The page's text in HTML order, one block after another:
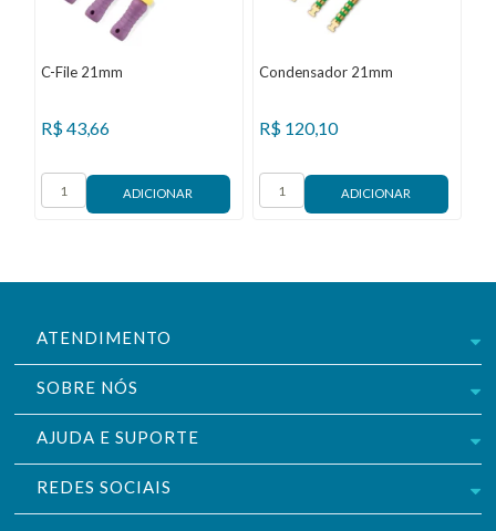
C-File 21mm
R$43,66
Condensador 21mm
R$ 120,10
ATENDIMENTO
SOBRE NÓS
AJUDA E SUPORTE
REDES SOCIAIS